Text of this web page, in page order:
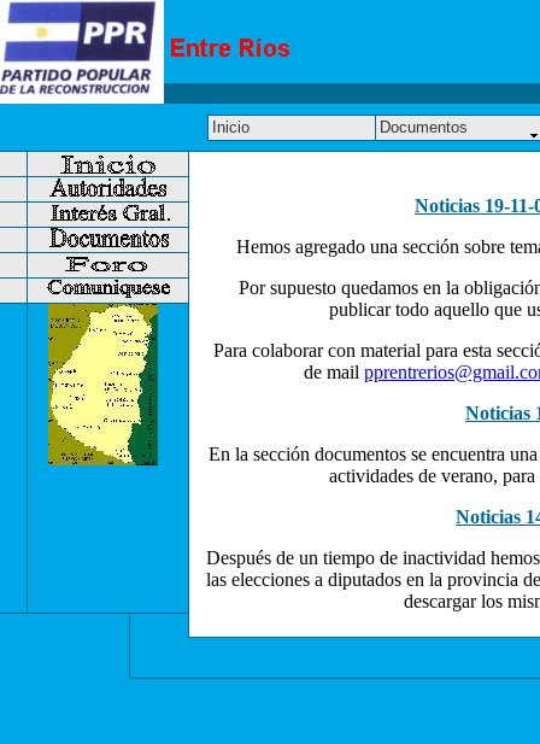
Noticias 19-11-
Hemos agregado una sección sobre
Por supuesto quedamos en la
publicar todo aquello que
Para colaborar con material para esta
de mail
Noticias
En la sección documentos se encuentra
actividades de verano,
Noticias
Después de un tiempo de inactividad
las elecciones a diputados en la provincia
descargar los
Inicio Documentos